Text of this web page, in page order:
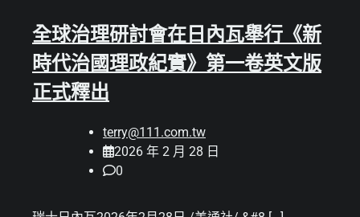
全球治理研討會在日內瓦舉行《新
時代治國理政紀實》第一卷英文版
正式釋出
terry@111.com.tw
2026 年 2 月 28 日
0